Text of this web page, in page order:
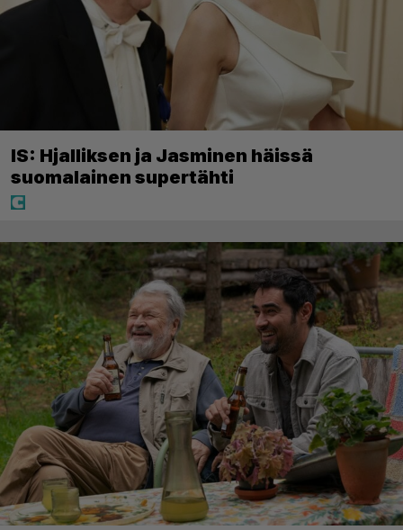
IS: Hjalliksen ja Jasminen häissä
suomalainen supertähti